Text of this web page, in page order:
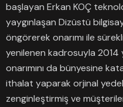
başlayan Erkan KOÇ
yaygınlaşan Dizüstü
öngörerek onarımı ile
yenilenen kadrosuyla 2014
onarımını da bünyesine
ithalat yaparak orjinal
zenginleştirmiş ve